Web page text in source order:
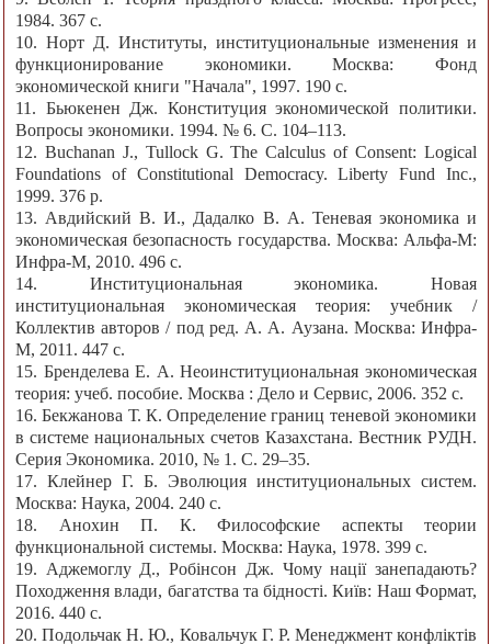
1984. 367 с.
10. Норт Д. Институты, институциональные изменения и
функционирование экономики. Москва: Фонд
экономической книги "Начала", 1997. 190 с.
11. Бьюкенен Дж. Конституция экономической политики.
Вопросы экономики. 1994. № 6. С. 104–113.
12. Buchanan J., Tullock G. The Calculus of Consent: Logical
Foundations of Constitutional Democracy. Liberty Fund Inc.,
1999. 376 p.
13. Авдийский В. И., Дадалко В. А. Теневая экономика и
экономическая безопасность государства. Москва: Альфа-М:
Инфра-М, 2010. 496 с.
14. Институциональная экономика. Новая
институциональная экономическая теория: учебник /
Коллектив авторов / под ред. А. А. Аузана. Москва: Инфра-
М, 2011. 447 с.
15. Бренделева Е. А. Неоинституциональная экономическая
теория: учеб. пособие. Москва : Дело и Сервис, 2006. 352 с.
16. Бекжанова Т. К. Определение границ теневой экономики
в системе национальных счетов Казахстана. Вестник РУДН.
Серия Экономика. 2010, № 1. С. 29–35.
17. Клейнер Г. Б. Эволюция институциональных систем.
Москва: Наука, 2004. 240 с.
18. Анохин П. К. Философские аспекты теории
функциональной системы. Москва: Наука, 1978. 399 c.
19. Аджемоглу Д., Робінсон Дж. Чому нації занепадають?
Походження влади, багатства та бідності. Київ: Наш Формат,
2016. 440 с.
20. Подольчак Н. Ю., Ковальчук Г. Р. Менеджмент конфліктів